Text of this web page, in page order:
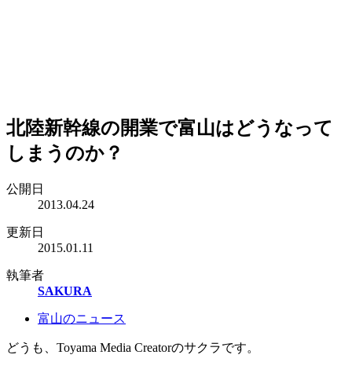
北陸新幹線の開業で富山はどうなって
しまうのか？
公開日
2013.04.24
更新日
2015.01.11
執筆者
SAKURA
富山のニュース
どうも、Toyama Media Creatorのサクラです。